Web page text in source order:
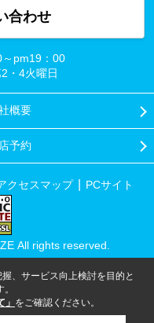
合わせ
pm19：00
・4火曜日
概要
予約
クセスマップ PCサイト
All rights reserved.
、サービス向上検討を目的と
をご確認ください。